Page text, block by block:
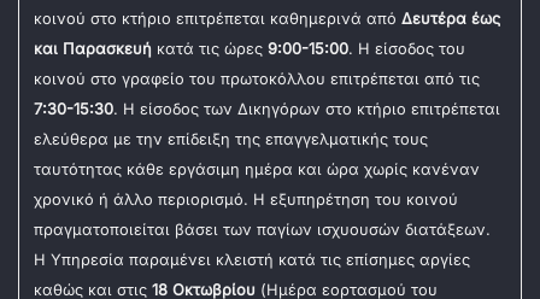
κοινού στο κτήριο επιτρέπεται καθημερινά από Δευτέρα έως
και Παρασκευή κατά τις ώρες 9:00-15:00. Η είσοδος του
κοινού στο γραφείο του πρωτοκόλλου επιτρέπεται από τις
7:30-15:30. Η είσοδος των Δικηγόρων στο κτήριο επιτρέπεται
ελεύθερα με την επίδειξη της επαγγελματικής τους
ταυτότητας κάθε εργάσιμη ημέρα και ώρα χωρίς κανέναν
χρονικό ή άλλο περιορισμό. Η εξυπηρέτηση του κοινού
πραγματοποιείται βάσει των παγίων ισχυουσών διατάξεων.
Η Υπηρεσία παραμένει κλειστή κατά τις επίσημες αργίες
καθώς και στις 18 Οκτωβρίου (Ημέρα εορτασμού του